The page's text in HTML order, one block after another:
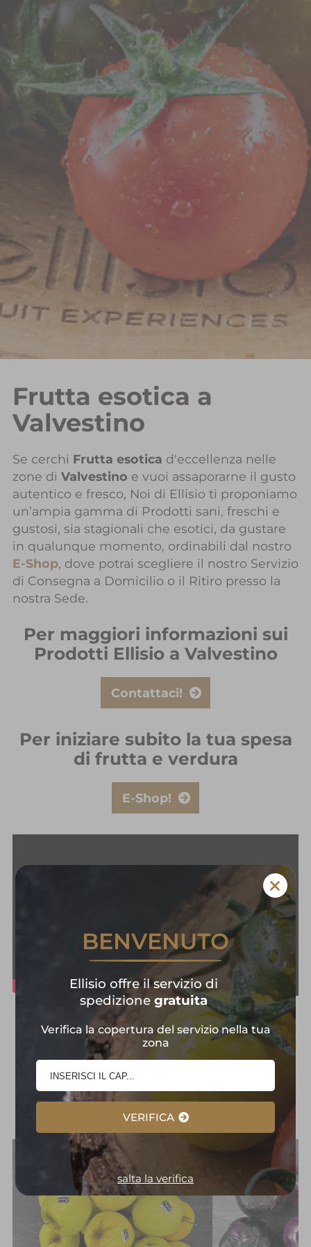
Frutta esotica a
Valvestino
Se cerchi Frutta esotica d'eccellenza nelle
zone di Valvestino e vuoi assaporarne il gusto
autentico e fresco, Noi di Ellisio ti proponiamo
un’ampia gamma di Prodotti sani, freschi e
gustosi, sia stagionali che esotici, da gustare
in qualunque momento, ordinabili dal nostro
E-Shop, dove potrai scegliere il nostro Servizio
di Consegna a Domicilio o il Ritiro presso la
nostra Sede.
Per maggiori informazioni sui
Prodotti Ellisio a Valvestino
Contattaci!
Per iniziare subito la tua spesa
di frutta e verdura
E-Shop!
Frutta e Verdura in
Primo Piano:
Selezione
d'Eccellenza
BENVENUTO
Ellisio offre il servizio di
spedizione gratuita
Verifica la copertura del servizio nella tua
zona
VERIFICA
salta la verifica